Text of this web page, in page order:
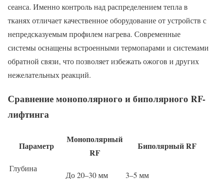
сеанса. Именно контроль над распределением тепла в
тканях отличает качественное оборудование от устройств с
непредсказуемым профилем нагрева. Современные
системы оснащены встроенными термопарами и системами
обратной связи, что позволяет избежать ожогов и других
нежелательных реакций.
Сравнение монополярного и биполярного RF-
лифтинга
Параметр
Монополярный
RF
Биполярный RF
Глубина
До 20–30 мм 3–5 мм